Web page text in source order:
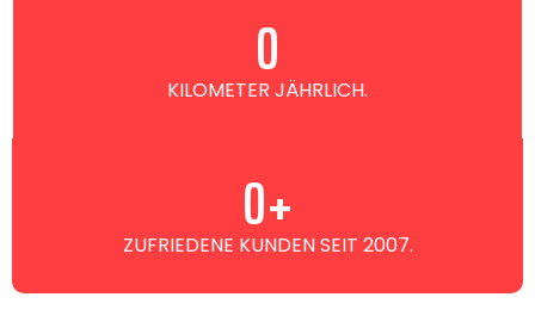
KILOMETER JÄHRLICH.
0
ZUFRIEDENE KUNDEN SEIT 2007.
0+